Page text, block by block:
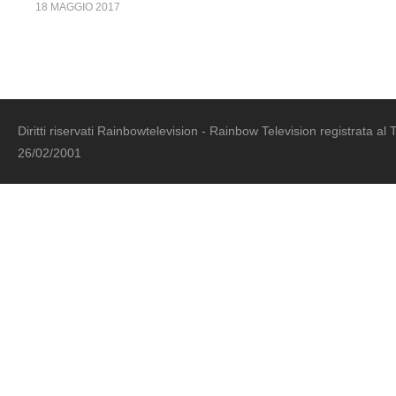
18 MAGGIO 2017
Diritti riservati Rainbowtelevision - Rainbow Television registrata al
26/02/2001